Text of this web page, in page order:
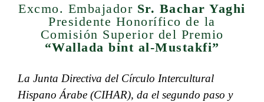
Excmo. Embajador Sr. Bachar Yaghi
Presidente Honorífico de la
Comisión Superior del Premio
“Wallada bint al-Mustakfi”
La Junta Directiva del Círculo Intercultural
Hispano Árabe (CIHAR), da el segundo paso y